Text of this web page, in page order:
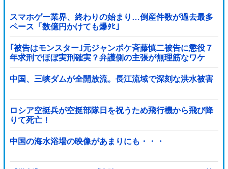
スマホゲー業界、終わりの始まり…倒産件数が過去最多
ペース「数億円かけても爆ﾀﾋ」
｢被告はモンスター｣元ジャンポケ斉藤慎二被告に懲役７
年求刑でほぼ実刑確実？弁護側の主張が無理筋なワケ
中国、三峡ダムが全開放流。長江流域で深刻な洪水被害
ロシア空挺兵が空挺部隊日を祝うため飛行機から飛び降
りて死亡！
中国の海水浴場の映像があまりにも・・・